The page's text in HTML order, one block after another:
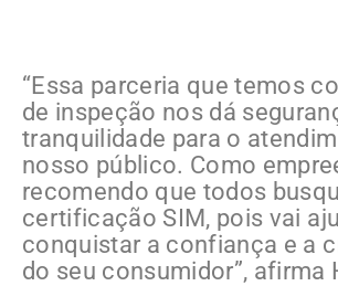
“Essa parceria que temos
de inspeção nos dá
tranquilidade para o
nosso público. Como
recomendo que todos
certificação SIM, pois vai
conquistar a confiança e a
do seu consumidor”, afirma